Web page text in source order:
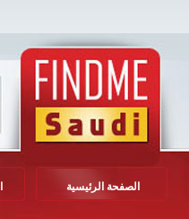
الصفحة الرئيسية